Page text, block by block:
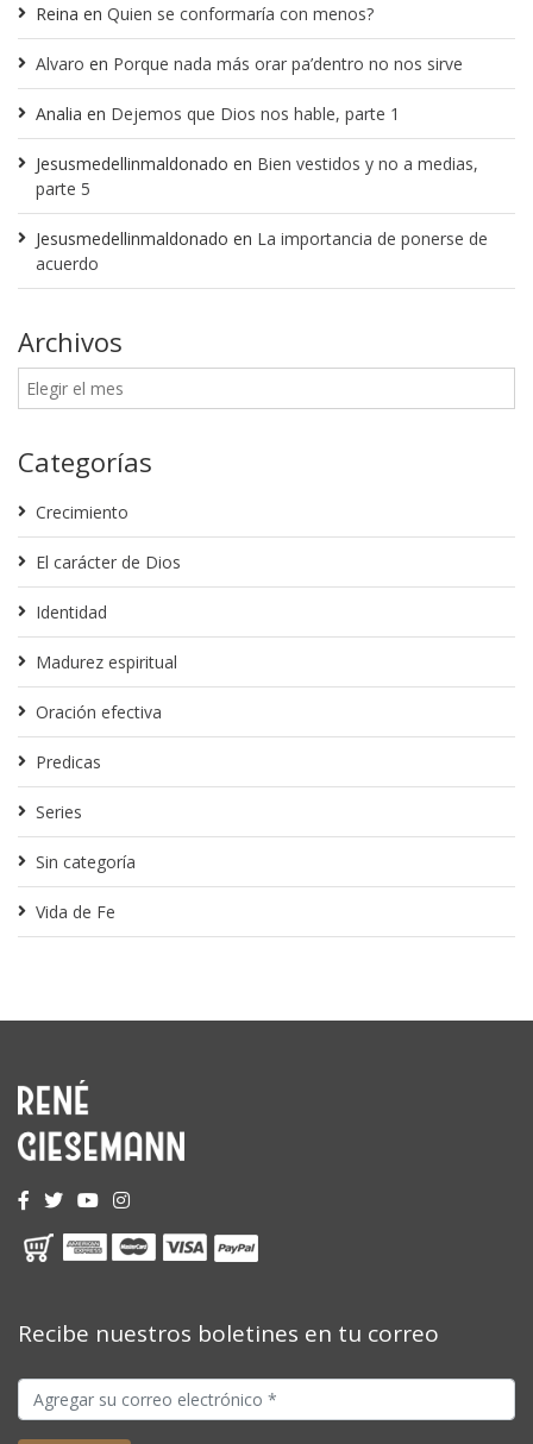
Reina en Quien se conformaría con menos?
Alvaro en Porque nada más orar pa’dentro no nos sirve
Analia en Dejemos que Dios nos hable, parte 1
Jesusmedellinmaldonado en Bien vestidos y no a medias,
parte 5
Jesusmedellinmaldonado en La importancia de ponerse de
acuerdo
Archivos
Categorías
Crecimiento
El carácter de Dios
Identidad
Madurez espiritual
Oración efectiva
Predicas
Series
Sin categoría
Vida de Fe
Recibe nuestros boletines en tu correo